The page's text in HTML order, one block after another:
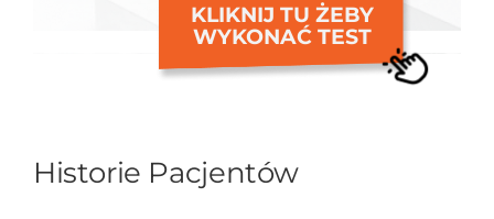
KLIKNIJ TU ŻEBY
WYKONAĆ TEST
Historie Pacjentów